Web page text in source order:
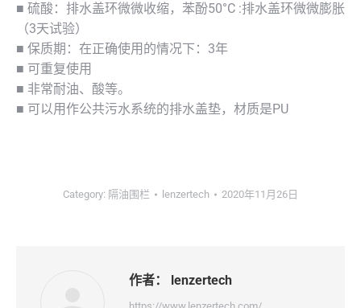
■ 硫酸：排水盖环微微收缩，苯酚50°C :排水盖环微微膨胀
（3天试验）
■ 保质期：在正确使用的情况下：3年
■ 可重复使用
■ 非常耐油、酸等。
■ 可以用作公共污水系统的排水盖垫，材质是PU
Category: 隔油围栏 lenzertech 2020年11月26日
作者： lenzertech